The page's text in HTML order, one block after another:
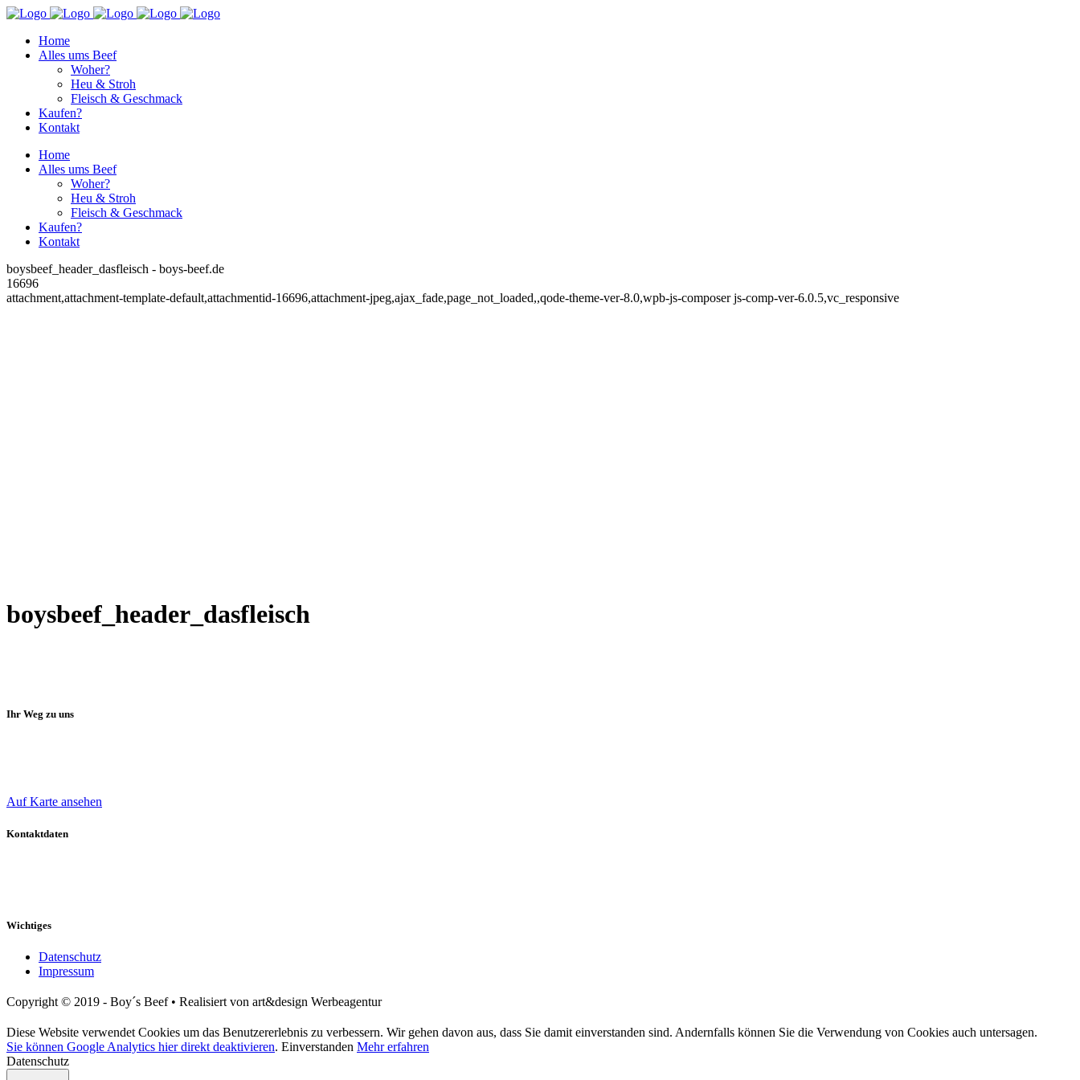
Home
Alles ums Beef
Woher?
Heu & Stroh
Fleisch & Geschmack
Kaufen?
Kontakt
Home
Alles ums Beef
Woher?
Heu & Stroh
Fleisch & Geschmack
Kaufen?
Kontakt
boysbeef_header_dasfleisch - boys-beef.de
16696
attachment,attachment-template-default,attachmentid-16696,attachment-jpeg,ajax_fade,page_not_loaded,,qode-theme-ver-8.0,wpb-js-composer js-comp-ver-6.0.5,vc_responsive
boysbeef_header_dasfleisch
Ihr Weg zu uns
Auf Karte ansehen
Kontaktdaten
Wichtiges
Datenschutz
Impressum
Copyright © 2019 - Boy´s Beef • Realisiert von art&design Werbeagentur
Diese Website verwendet Cookies um das Benutzererlebnis zu verbessern. Wir gehen davon aus, dass Sie damit einverstanden sind. Andernfalls können Sie die Verwendung von Cookies auch untersagen.
Sie können Google Analytics hier direkt deaktivieren. Einverstanden Mehr erfahren
Datenschutz